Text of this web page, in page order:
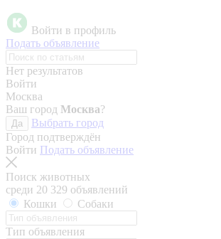
Войти в профиль
Подать объявление
Нет результатов
Войти
Москва
Ваш город Москва?
Да
Выбрать город
Город подтверждён
Войти Подать объявление
Поиск животных
среди 20 329 объявлений
Кошки
Собаки
Тип объявления